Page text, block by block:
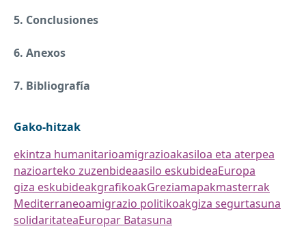
5. Conclusiones
6. Anexos
7. Bibliografía
Gako-hitzak
ekintza humanitarioamigrazioakasiloa eta aterpea
nazioarteko zuzenbideaasilo eskubideaEuropa
giza eskubideakgrafikoakGreziamapakmasterrak
Mediterraneoamigrazio politikoakgiza segurtasuna
solidaritateaEuropar Batasuna